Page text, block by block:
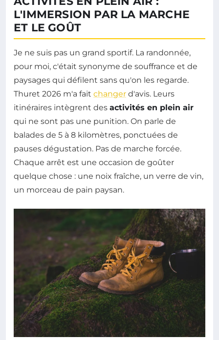
L'IMMERSION PAR LA MARCHE
ET LE GOÛT
Je ne suis pas un grand sportif. La randonnée,
pour moi, c'était synonyme de souffrance et de
paysages qui défilent sans qu'on les regarde.
Thuret 2026 m'a fait changer d'avis. Leurs
itinéraires intègrent des activités en plein air
qui ne sont pas une punition. On parle de
balades de 5 à 8 kilomètres, ponctuées de
pauses dégustation. Pas de marche forcée.
Chaque arrêt est une occasion de goûter
quelque chose : une noix fraîche, un verre de vin,
un morceau de pain paysan.